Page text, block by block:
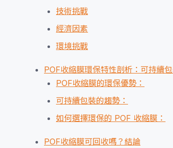
技術挑戰
經濟因素
環境挑戰
POF收縮膜環保特性剖析：可持續
POF收縮膜的環保優勢：
可持續包裝的趨勢：
如何選擇環保的 POF 收縮膜：
POF收縮膜可回收嗎？結論